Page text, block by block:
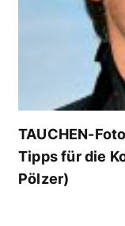
TAUCHEN-
Tipps für die
Pölzer)